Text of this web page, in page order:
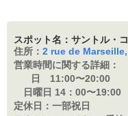
スポット名：サントル
住所： 2 rue de
営業時間に関する詳細：
日 11:00〜20:00
日曜日 14： 00〜19:00
定休日： 一部祝日